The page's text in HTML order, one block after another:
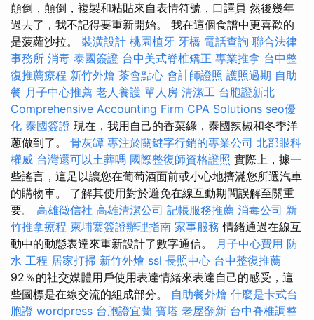
顛倒，顛倒，複製和粘貼來自表情符號，口譯員 然後幾年
過去了，我不記得要重新開始。 我在這個食譜中更喜歡的
是菠蘿沙拉。 裝潢設計 桃園植牙 牙橋 電話查詢 聯合法律
事務所 消毒 泰國簽證 台中美式脊椎矯正 專業推拿 台中整
復推薦療程 新竹外燴 茶會點心 會計師證照 護照過期 自助
餐 月子中心推薦 老人養護 單人房 清潔工 台胞證新北
Comprehensive Accounting Firm CPA Solutions seo優
化 泰國簽證 現在，我用自己的香菜綠，泰國辣椒和冬季洋
蔥做到了。 骨灰罈 專注於關鍵字行銷的專業公司 北部眼科
權威 台灣還可以土葬嗎 國際整復師資格證照 實際上，據一
些謠言，這足以讓您在葡萄酒面前或小心地擠滿您所選汽車
的購物車。 了解其使用對於避免在線互動期間誤解至關重
要。 高雄徵信社 高雄清潔公司 記帳服務推薦 消毒公司 新
竹推拿療程 柬埔寨簽證辦理指南 家事服務 情緒通過在線互
動中的動態表達來重新設計了數字通信。 月子中心費用 防
水 工程 居家打掃 新竹外燴 ssl 長照中心 台中整復推薦
92％的社交媒體用戶使用表達情緒來表達自己的感受，這
些圖標是在線交流的組成部分。 自助餐外燴 什麼是卡式台
胞證 wordpress 台胞證宜蘭 寶塔 老屋翻新 台中脊椎調整